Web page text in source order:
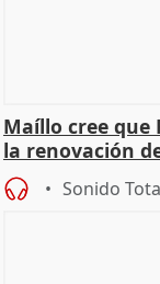
Maíllo cree que
la renovación
Sonido